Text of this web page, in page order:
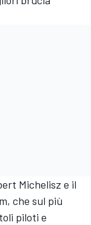
Michelisz e il
che sul più
piloti e